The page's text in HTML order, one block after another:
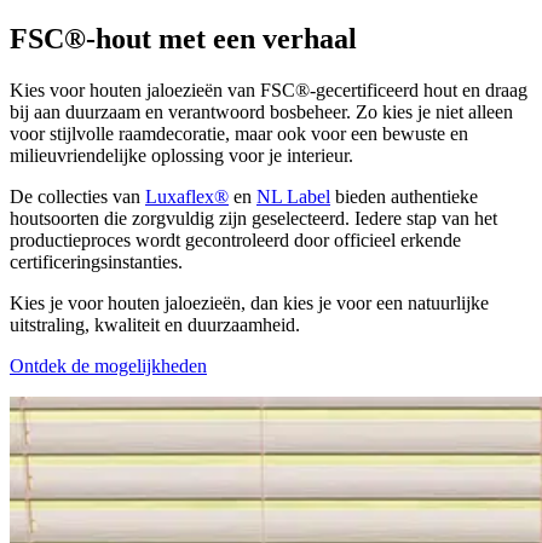
FSC®-hout met een verhaal
Kies voor houten jaloezieën van FSC®-gecertificeerd hout en draag
bij aan duurzaam en verantwoord bosbeheer. Zo kies je niet alleen
voor stijlvolle raamdecoratie, maar ook voor een bewuste en
milieuvriendelijke oplossing voor je interieur.
De collecties van Luxaflex® en NL Label bieden authentieke
houtsoorten die zorgvuldig zijn geselecteerd. Iedere stap van het
productieproces wordt gecontroleerd door officieel erkende
certificeringsinstanties.
Kies je voor houten jaloezieën, dan kies je voor een natuurlijke
uitstraling, kwaliteit en duurzaamheid.
Ontdek de mogelijkheden